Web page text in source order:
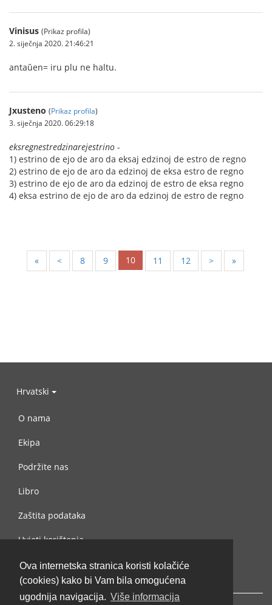
Ova internetska stranica koristi kolačiće
(cookies) kako bi Vam bila omogućena
ugodnija navigacija. Više informacija
Vinisus (Prikaz profila)
2. siječnja 2020. 21:46:21
antaŭen= iru plu ne haltu.
Jxusteno (Prikaz profila)
3. siječnja 2020. 06:29:18
eksregnestredzinarejestrino -
1) estrino de ejo de aro da eksaj edzinoj de estro de regno
2) estrino de ejo de aro da edzinoj de eksa estro de regno
3) estrino de ejo de aro da edzinoj de estro de eksa regno
4) eksa estrino de ejo de aro da edzinoj de estro de regno
« < 8 9 10 11 12 > »
Hrvatski
O nama
Ekipa
Podržite nas
Libro
Zaštita podataka
Uvjeti korištenja
Kontaktiraj nas